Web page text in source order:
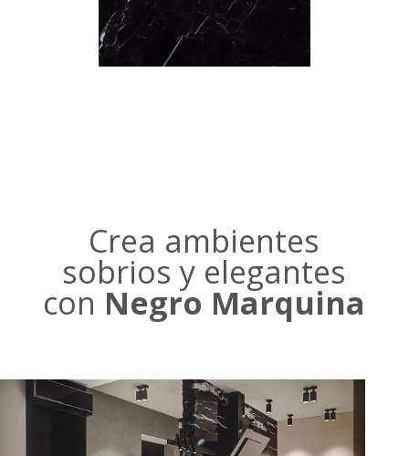
Crea ambientes
sobrios y elegantes
con Negro Marquina